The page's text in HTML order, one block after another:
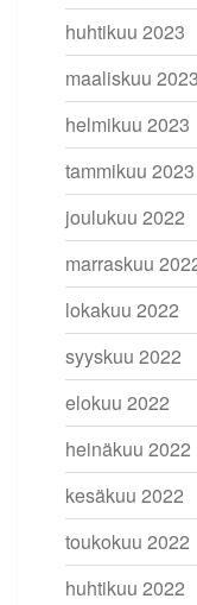
huhtikuu 2023
maaliskuu 2023
helmikuu 2023
tammikuu 2023
joulukuu 2022
marraskuu
lokakuu 2022
syyskuu 2022
elokuu 2022
heinäkuu 2022
kesäkuu 2022
toukokuu 2022
huhtikuu 2022